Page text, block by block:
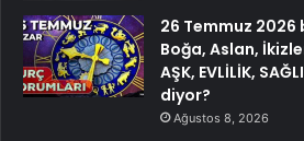
26 Temmuz 2026
Boğa, Aslan,
AŞK, EVLİLİK,
diyor?
Ağustos 8, 2026